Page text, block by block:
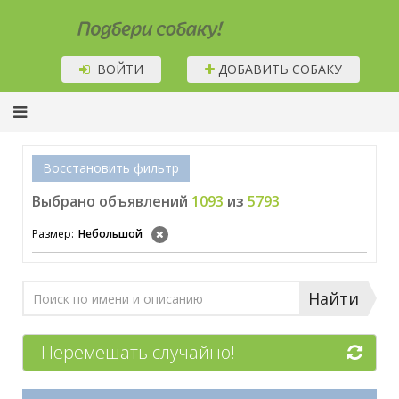
Подбери собаку!
ВОЙТИ ДОБАВИТЬ СОБАКУ
Восстановить фильтр
Выбрано объявлений 1093 из 5793
Размер: Небольшой
Найти
Перемешать случайно!